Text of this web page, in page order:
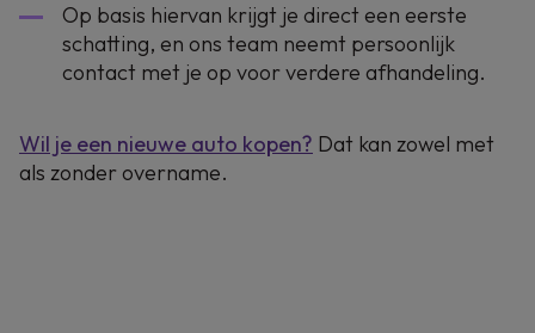
Op basis hiervan krijgt je direct een eerste
schatting, en ons team neemt persoonlijk
contact met je op voor verdere afhandeling.
Wil je een nieuwe auto kopen? Dat kan zowel met
als zonder overname.